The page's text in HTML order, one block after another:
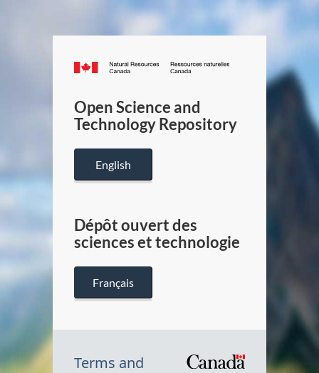
Canada.ca
/
Canada
Open Science and
Technology Repository
English
Dépôt ouvert des
sciences et technologie
Français
Terms and